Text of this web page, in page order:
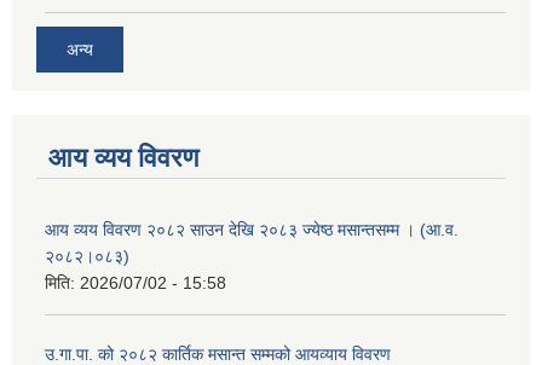
अन्य
आय व्यय विवरण
आय व्यय विवरण २०८२ साउन देखि २०८३ ज्येष्ठ मसान्तसम्म । (आ.व.
२०८२।०८३)
मिति: 2026/07/02 - 15:58
उ.गा.पा. को २०८२ कार्तिक मसान्त सम्मको आयव्याय विवरण